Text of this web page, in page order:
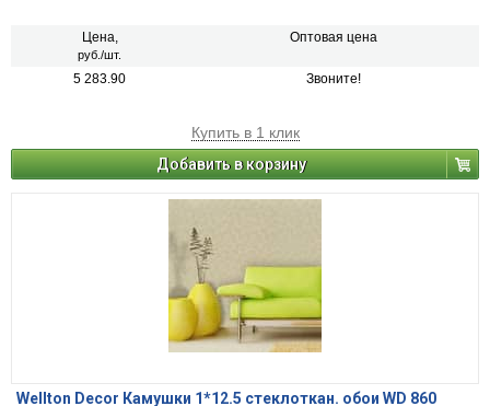
Цена,
руб./шт.
Оптовая цена
5 283.90 Звоните!
Купить в 1 клик
Добавить в корзину
Wellton Decor Камушки 1*12.5 стеклоткан. обои WD 860